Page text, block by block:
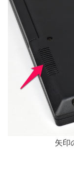
矢印